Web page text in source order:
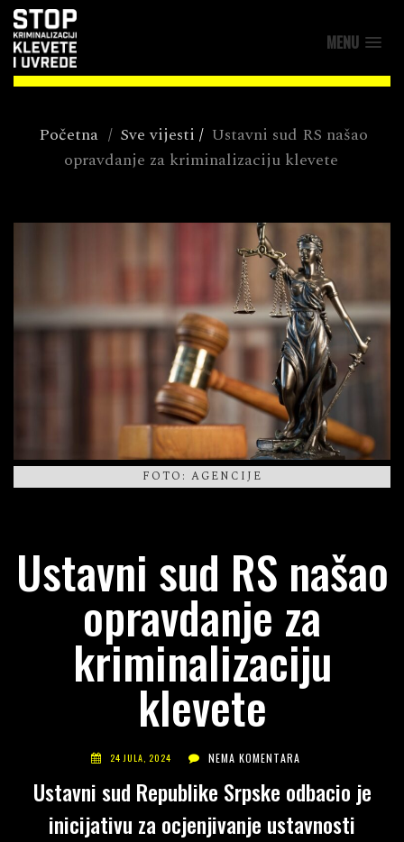
MENU
Početna / Sve vijesti / Ustavni sud RS našao
opravdanje za kriminalizaciju klevete
FOTO: AGENCIJE
Ustavni sud RS našao
opravdanje za
kriminalizaciju
klevete
24 JULA, 2024 NEMA KOMENTARA
Ustavni sud Republike Srpske odbacio je
inicijativu za ocjenjivanje ustavnosti